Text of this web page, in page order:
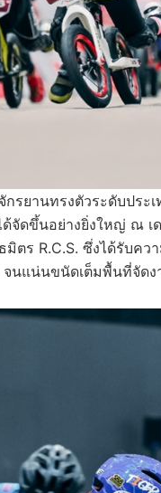
ยานทรงตัวระดับประเ
จัดขึ้นอย่างยิ่งใหญ่ ณ
ร R.C.S. ซึ่งได้รับคว
จนแน่นขนัดเต็มพื้นที่จัดง